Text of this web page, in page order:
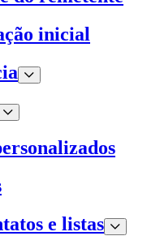
inicial
e listas